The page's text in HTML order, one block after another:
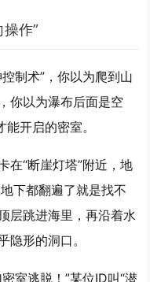
作”
制术”，你以为爬到山
你以为瀑布后面是空
开启的密室。
在“断崖灯塔”附近，地
下都翻遍了就是找不
跳进海里，再沿着水
隐形的洞口。
室逃脱！”某位ID叫“潜